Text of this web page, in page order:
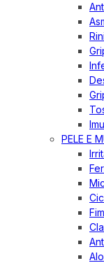
PELE E